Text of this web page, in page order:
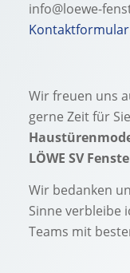
info@loewe-
Kontaktformular
Wir freuen uns
gerne Zeit für
LÖWE SV
Wir bedanken
Sinne verbleibe
Teams mit